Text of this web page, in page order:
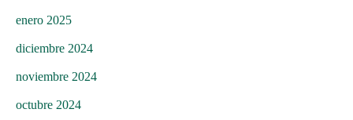
enero 2025
diciembre 2024
noviembre 2024
octubre 2024